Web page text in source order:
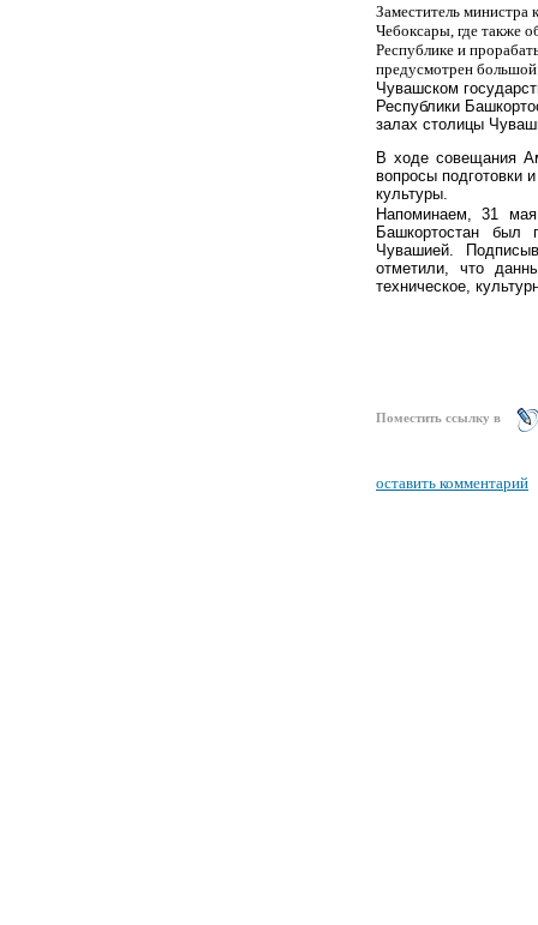
Заместитель министра
Чебоксары, где также
Республике и
предусмотрен большой
Чувашском
Республики
залах столицы
В ходе совещания
вопросы подготовки
культуры.
Напоминаем, 31
Башкортостан был
Чувашией.
отметили, что
техническое,
Поместить ссылку в
оставить комментарий